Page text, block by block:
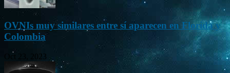
OVNIs muy similares entre sí aparecen en Florida y
Colombia
Oct 23, 2023